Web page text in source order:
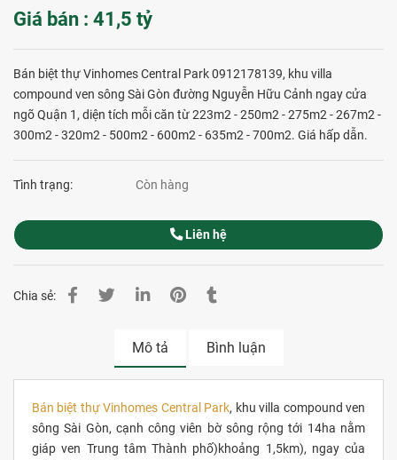
Giá bán : 41,5 tỷ
Bán biệt thự Vinhomes Central Park 0912178139, khu villa
compound ven sông Sài Gòn đường Nguyễn Hữu Cảnh ngay cửa
ngõ Quận 1, diện tích mỗi căn từ 223m2 - 250m2 - 275m2 - 267m2 -
300m2 - 320m2 - 500m2 - 600m2 - 635m2 - 700m2. Giá hấp dẫn.
Tình trạng: Còn hàng
Liên hệ
Chia sẻ:
Mô tả Bình luận
Bán biệt thự Vinhomes Central Park, khu villa compound ven
sông Sài Gòn, cạnh công viên bờ sông rộng tới 14ha nằm
giáp ven Trung tâm Thành phố)khoảng 1,5km), ngay của